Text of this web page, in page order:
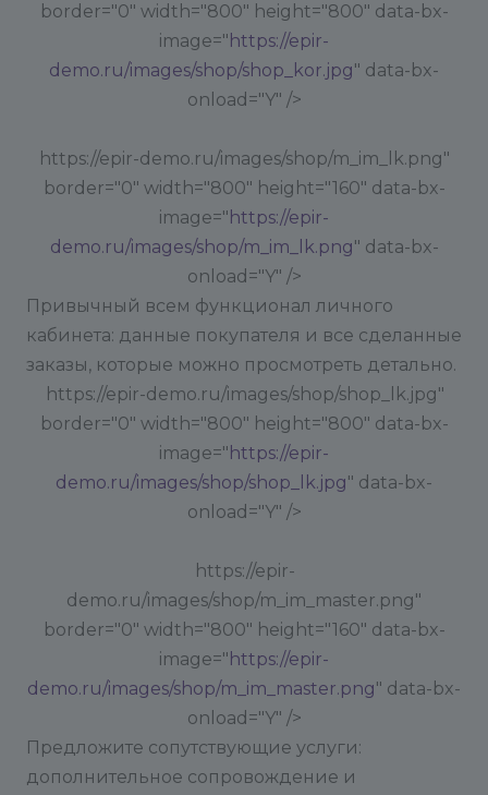
border="0" width="800" height="800" data-bx-
image=" https://epir-
demo.ru/images/shop/shop_kor.jpg" data-bx-
onload="Y" />
https://epir-demo.ru/images/shop/m_im_lk.png"
border="0" width="800" height="160" data-bx-
image=" https://epir-
demo.ru/images/shop/m_im_lk.png" data-bx-
onload="Y" />
Привычный всем функционал личного
кабинета: данные покупателя и все сделанные
заказы, которые можно просмотреть детально.
https://epir-demo.ru/images/shop/shop_lk.jpg"
border="0" width="800" height="800" data-bx-
image=" https://epir-
demo.ru/images/shop/shop_lk.jpg" data-bx-
onload="Y" />
https://epir-
demo.ru/images/shop/m_im_master.png"
border="0" width="800" height="160" data-bx-
image=" https://epir-
demo.ru/images/shop/m_im_master.png" data-bx-
onload="Y" />
Предложите сопутствующие услуги:
дополнительное сопровождение и